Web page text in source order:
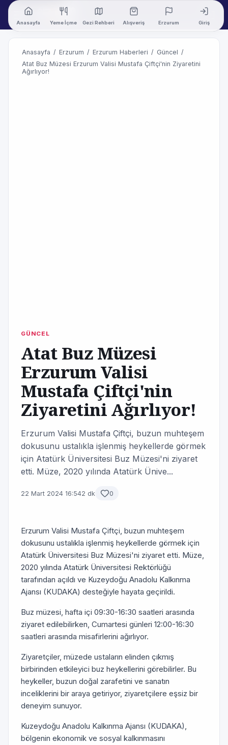
Anasayfa Yeme İçme Gezi Rehberi Alışveriş Erzurum Giriş
Anasayfa / Erzurum / Erzurum Haberleri / Güncel /
Atat Buz Müzesi Erzurum Valisi Mustafa Çiftçi'nin Ziyaretini
Ağırlıyor!
GÜNCEL
Atat Buz Müzesi
Erzurum Valisi
Mustafa Çiftçi'nin
Ziyaretini Ağırlıyor!
Erzurum Valisi Mustafa Çiftçi, buzun muhteşem
dokusunu ustalıkla işlenmiş heykellerde görmek
için Atatürk Üniversitesi Buz Müzesi'ni ziyaret
etti. Müze, 2020 yılında Atatürk Ünive...
22 Mart 2024 16:542 dk 0
Erzurum Valisi Mustafa Çiftçi, buzun muhteşem
dokusunu ustalıkla işlenmiş heykellerde görmek için
Atatürk Üniversitesi Buz Müzesi'ni ziyaret etti. Müze,
2020 yılında Atatürk Üniversitesi Rektörlüğü
tarafından açıldı ve Kuzeydoğu Anadolu Kalkınma
Ajansı (KUDAKA) desteğiyle hayata geçirildi.
Buz müzesi, hafta içi 09:30-16:30 saatleri arasında
ziyaret edilebilirken, Cumartesi günleri 12:00-16:30
saatleri arasında misafirlerini ağırlıyor.
Ziyaretçiler, müzede ustaların elinden çıkmış
birbirinden etkileyici buz heykellerini görebilirler. Bu
heykeller, buzun doğal zarafetini ve sanatın
inceliklerini bir araya getiriyor, ziyaretçilere eşsiz bir
deneyim sunuyor.
Kuzeydoğu Anadolu Kalkınma Ajansı (KUDAKA),
bölgenin ekonomik ve sosyal kalkınmasını